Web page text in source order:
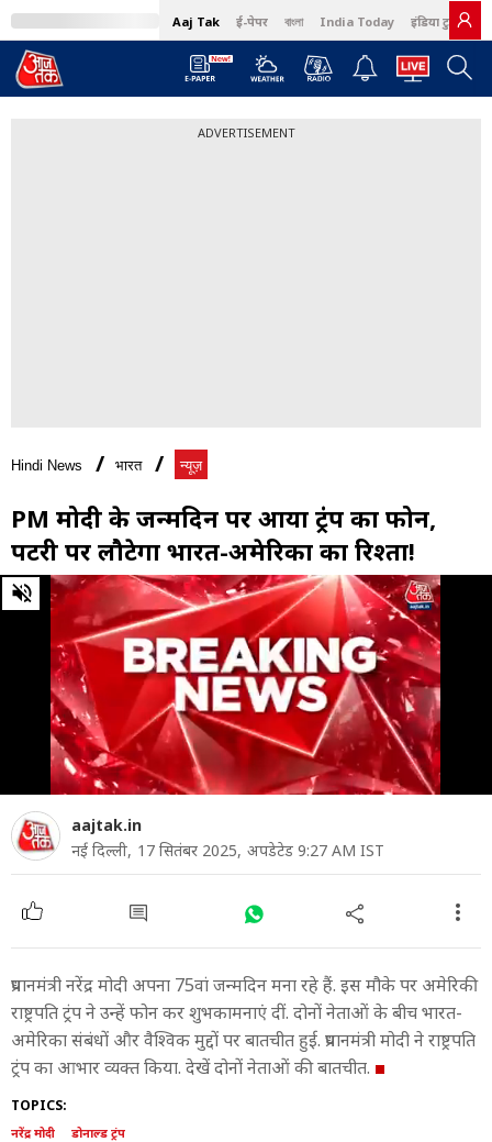
Aaj Tak ई-पेपर বাংলা India Today इंडिया टुडे हिंदी
ADVERTISEMENT
Hindi News भारत न्यूज़
PM मोदी के जन्मदिन पर आया ट्रंप का फोन,
पटरी पर लौटेगा भारत-अमेरिका का रिश्ता!
0
of
seconds
aajtak.in
नई दिल्ली, 17 सितंबर 2025, अपडेटेड 9:27 AM IST
प्रधानमंत्री नरेंद्र मोदी अपना 75वां जन्मदिन मना रहे हैं. इस मौके पर अमेरिकी
राष्ट्रपति ट्रंप ने उन्हें फोन कर शुभकामनाएं दीं. दोनों नेताओं के बीच भारत-
अमेरिका संबंधों और वैश्विक मुद्दों पर बातचीत हुई. प्रधानमंत्री मोदी ने राष्ट्रपति
ट्रंप का आभार व्यक्त किया. देखें दोनों नेताओं की बातचीत.
TOPICS:
नरेंद्र मोदी डोनाल्ड ट्रंप